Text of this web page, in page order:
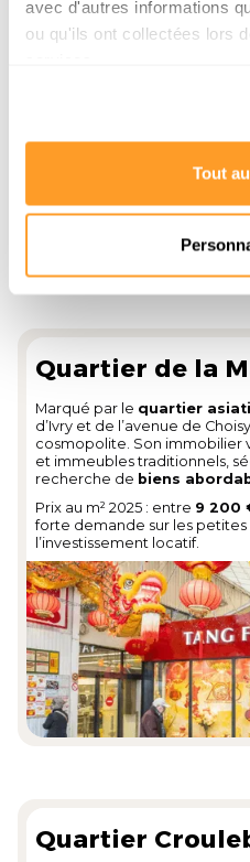
avec d'autres informations
ou qu'ils ont collectées lors
Tout
internationale.
Prix au m² 2025 : entre9 600
Quartier de la
Marqué par le quartier
d’Ivry et de l’avenue de
cosmopolite. Son immobilier
et immeubles traditionnels,
recherche de biens
Prix au m² 2025 : entre 9 200
forte demande sur les petites
l’investissement locatif.
Quartier